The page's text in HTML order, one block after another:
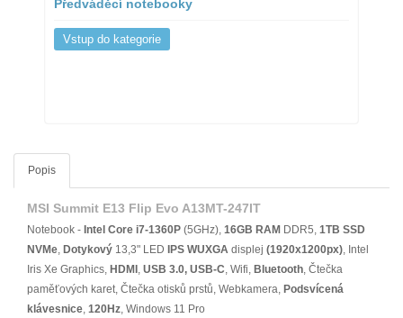
Předváděcí notebooky
Vstup do kategorie
Popis
MSI Summit E13 Flip Evo A13MT-247IT
Notebook - Intel Core i7-1360P (5GHz), 16GB RAM DDR5, 1TB SSD
NVMe, Dotykový 13,3" LED IPS WUXGA displej (1920x1200px), Intel
Iris Xe Graphics, HDMI , USB 3.0, USB-C, Wifi, Bluetooth, Čtečka
paměťových karet, Čtečka otisků prstů, Webkamera, Podsvícená
klávesnice, 120Hz, Windows 11 Pro